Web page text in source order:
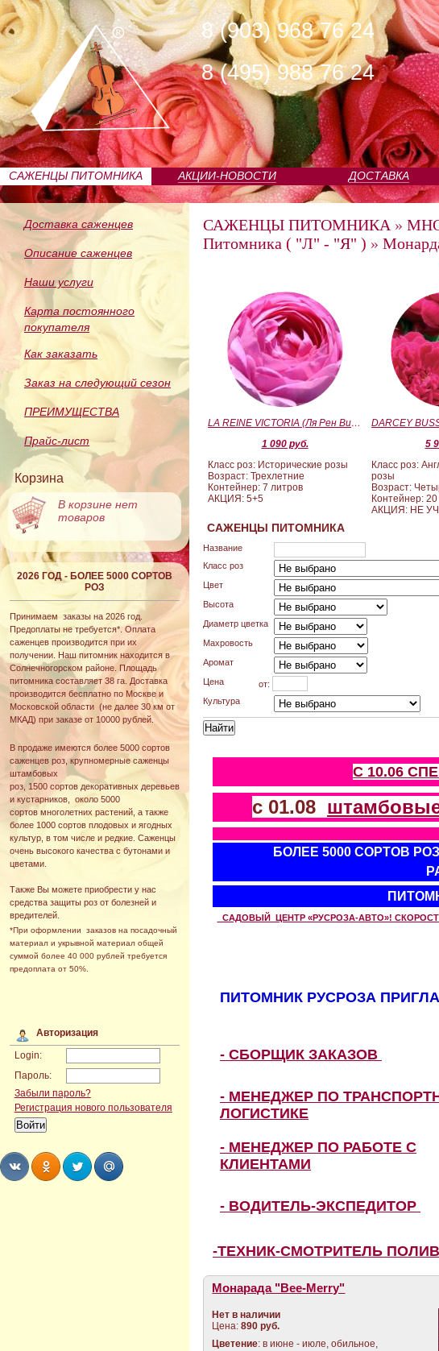
8 (903) 968 76 24
8 (495) 988 76 24
САЖЕНЦЫ ПИТОМНИКА АКЦИИ-НОВОСТИ ДОСТАВКА
Доставка саженцев
Описание саженцев
Наши услуги
Карта постоянного
покупателя
Как заказать
Заказ на следующий сезон
ПРЕИМУЩЕСТВА
Прайс-лист
Корзина
В корзине нет
товаров
2026 ГОД - БОЛЕЕ 5000 СОРТОВ
РОЗ
Принимаем заказы на 2026 год.
Предоплаты не требуется*. Оплата
саженцев производится при их
получении. Наш питомник находится в
Солнечногорском районе. Площадь
питомника составляет 38 га. Доставка
производится бесплатно по Москве и
Московской области (не далее 30 км от
МКАД) при заказе от 10000 рублей.
В продаже имеются более 5000 сортов
саженцев роз, крупномерные саженцы
штамбовых
роз, 1500 сортов декоративных деревьев
и кустарников, около 5000
сортов многолетних растений, а также
более 1000 сортов плодовых и ягодных
культур, в том числе и редкие. Саженцы
очень высокого качества с бутонами и
цветами.
Также Вы можете приобрести у нас
средства защиты роз от болезней и
вредителей.
*При оформлении заказов на посадочный
материал и укрывной материал общей
суммой более 40 000 рублей требуется
предоплата от 50%.
Авторизация
Login:
Пароль:
Забыли пароль?
Регистрация нового пользователя
САЖЕНЦЫ ПИТОМНИКА »
Питомника ( "Л" - "Я" ) »
LA REINE VICTORIA (Ля Рен Виктория)
1 090 руб.
Класс роз: Исторические розы
Возраст: Трехлетние
Контейнер: 7 литров
АКЦИЯ: 5+5
5
Класс роз:
розы
Возраст:
Контейнер:
АКЦИЯ: НЕ
САЖЕНЦЫ ПИТОМНИКА
Название
Класс роз
Цвет
Высота
Диаметр цветка
Махровость
Аромат
Цена
от:
Культура
С 10.06
с 01.08
БОЛЕЕ 5000 СОРТОВ
САДОВЫЙ ЦЕНТР «РУСРОЗА-АВТО»!
ПИТОМНИК РУСРОЗА
- СБОРЩИК ЗАКАЗОВ
- МЕНЕДЖЕР ПО
ЛОГИСТИКЕ
- МЕНЕДЖЕР ПО РАБОТЕ С
КЛИЕНТАМИ
- ВОДИТЕЛЬ-ЭКСПЕДИТОР
-ТЕХНИК-СМОТРИТЕЛЬ
Монарада "Bee-Merry"
Нет в наличии
Цена:890 руб.
Цветение: в июне - июле, обильное,